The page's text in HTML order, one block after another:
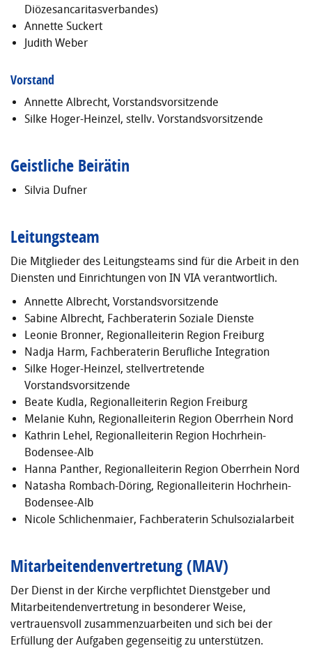
Diözesancaritasverbandes)
Annette Suckert
Judith Weber
Vorstand
Annette Albrecht, Vorstandsvorsitzende
Silke Hoger-Heinzel, stellv. Vorstandsvorsitzende
Geistliche Beirätin
Silvia Dufner
Leitungsteam
Die Mitglieder des Leitungsteams sind für die Arbeit in den
Diensten und Einrichtungen von IN VIA verantwortlich.
Annette Albrecht, Vorstandsvorsitzende
Sabine Albrecht, Fachberaterin Soziale Dienste
Leonie Bronner, Regionalleiterin Region Freiburg
Nadja Harm, Fachberaterin Berufliche Integration
Silke Hoger-Heinzel, stellvertretende
Vorstandsvorsitzende
Beate Kudla, Regionalleiterin Region Freiburg
Melanie Kuhn, Regionalleiterin Region Oberrhein Nord
Kathrin Lehel, Regionalleiterin Region Hochrhein-
Bodensee-Alb
Hanna Panther, Regionalleiterin Region Oberrhein Nord
Natasha Rombach-Döring, Regionalleiterin Hochrhein-
Bodensee-Alb
Nicole Schlichenmaier, Fachberaterin Schulsozialarbeit
Mitarbeitendenvertretung (MAV)
Der Dienst in der Kirche verpflichtet Dienstgeber und
Mitarbeitendenvertretung in besonderer Weise,
vertrauensvoll zusammenzuarbeiten und sich bei der
Erfüllung der Aufgaben gegenseitig zu unterstützen.